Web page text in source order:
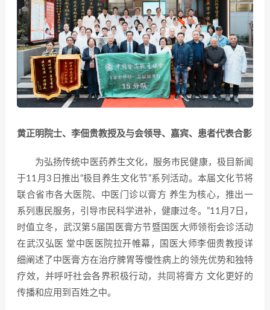
黄正明院士、李佃贵教授及与会领导、嘉宾、患者代表合影
为弘扬传统中医药养生文化，服务市民健康，极目新闻
于11月3日推出“极目养生文化节”系列活动。本届文化节将
联合省市各大医院、中医门诊以膏方 养生为核心，推出一
系列惠民服务，引导市民科学进补，健康过冬。”11月7日，
时值立冬，武汉第5届国医膏方节暨国医大师领衔会诊活动
在武汉弘医 堂中医医院拉开帷幕，国医大师李佃贵教授详
细阐述了中医膏方在治疗脾胃等慢性病上的领先优势和独特
疗效，并呼吁社会各界积极行动，共同将膏方 文化更好的
传播和应用到百姓之中。